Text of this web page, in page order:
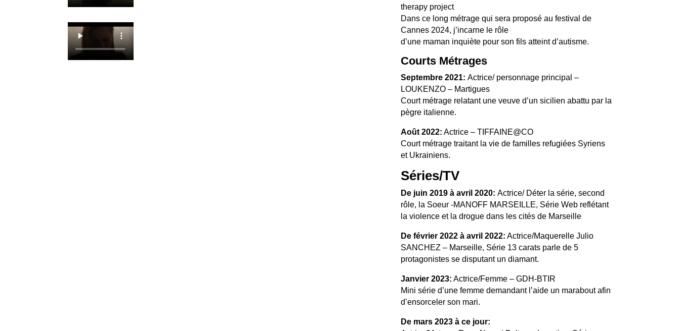
therapy project
Dans ce long métrage qui sera proposé au festival de
Cannes 2024, j’incarne le rôle
d’une maman inquiète pour son fils atteint d’autisme.
Courts Métrages
Septembre 2021: Actrice/ personnage principal –
LOUKENZO – Martigues
Court métrage relatant une veuve d’un sicilien abattu par la
pègre italienne.
Août 2022: Actrice – TIFFAINE@CO
Court métrage traitant la vie de familles refugiées Syriens
et Ukrainiens.
Séries/TV
De juin 2019 à avril 2020: Actrice/ Déter la série, second
rôle, la Soeur -MANOFF MARSEILLE, Série Web reflétant
la violence et la drogue dans les cités de Marseille
De février 2022 à avril 2022: Actrice/Maquerelle Julio
SANCHEZ – Marseille, Série 13 carats parle de 5
protagonistes se disputant un diamant.
Janvier 2023: Actrice/Femme – GDH-BTIR
Mini série d’une femme demandant l’aide un marabout afin
d’ensorceler son mari.
De mars 2023 à ce jour: